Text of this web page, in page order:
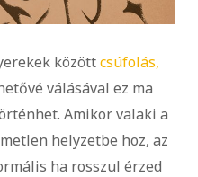
közöttcsúfolás,
válásával ez ma
Amikor valaki a
helyzetbe hoz, az
ha rosszul érzed